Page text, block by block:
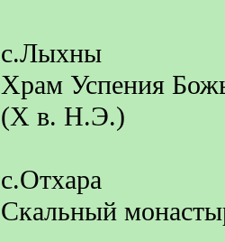
c.Лыхны
Храм Успения
(Х в. Н.Э.)
с.Отхара
Скальный